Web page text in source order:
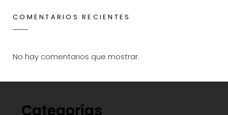
COMENTARIOS RECIENTES
No hay comentarios que mostrar.
Categorías